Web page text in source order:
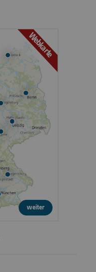
Webkarte
weiter